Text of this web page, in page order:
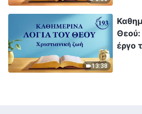
13:38
Θεού:
έργο